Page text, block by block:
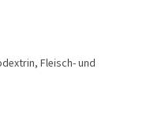
Fleisch- und